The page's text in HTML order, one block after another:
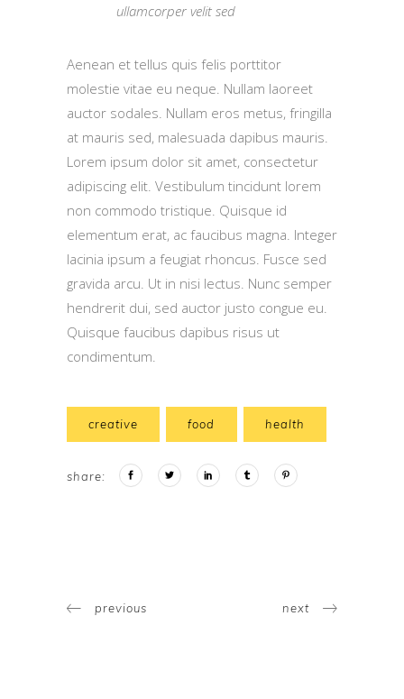
ullamcorper velit sed
Aenean et tellus quis felis porttitor
molestie vitae eu neque. Nullam laoreet
auctor sodales. Nullam eros metus, fringilla
at mauris sed, malesuada dapibus mauris.
Lorem ipsum dolor sit amet, consectetur
adipiscing elit. Vestibulum tincidunt lorem
non commodo tristique. Quisque id
elementum erat, ac faucibus magna. Integer
lacinia ipsum a feugiat rhoncus. Fusce sed
gravida arcu. Ut in nisi lectus. Nunc semper
hendrerit dui, sed auctor justo congue eu.
Quisque faucibus dapibus risus ut
condimentum.
creative food health
share:
previous next